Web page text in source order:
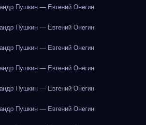
Пушкин — Евгений Онегин
Пушкин — Евгений Онегин
Пушкин — Евгений Онегин
Пушкин — Евгений Онегин
Пушкин — Евгений Онегин
Пушкин — Евгений Онегин